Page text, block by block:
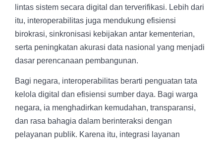
lintas sistem secara digital dan terverifikasi. Lebih dari
itu, interoperabilitas juga mendukung efisiensi
birokrasi, sinkronisasi kebijakan antar kementerian,
serta peningkatan akurasi data nasional yang menjadi
dasar perencanaan pembangunan.
Bagi negara, interoperabilitas berarti penguatan tata
kelola digital dan efisiensi sumber daya. Bagi warga
negara, ia menghadirkan kemudahan, transparansi,
dan rasa bahagia dalam berinteraksi dengan
pelayanan publik. Karena itu, integrasi layanan